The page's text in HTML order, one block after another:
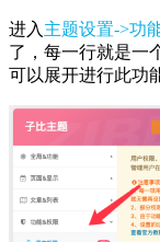
进入 主题设置->功
了，每一行就是一
可以展开进行此功